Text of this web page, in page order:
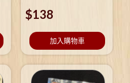
$138
加入購物車